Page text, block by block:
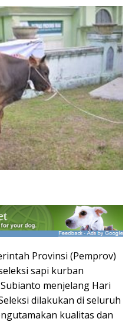
Provinsi (Pemprov)
sapi kurban
menjelang Hari
dilakukan di seluruh
kualitas dan